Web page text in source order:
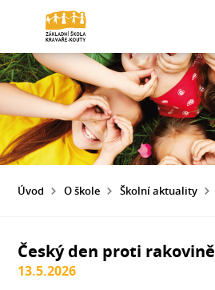
Úvod O škole Školní aktuality
Český den proti rakovině
13.5.2026